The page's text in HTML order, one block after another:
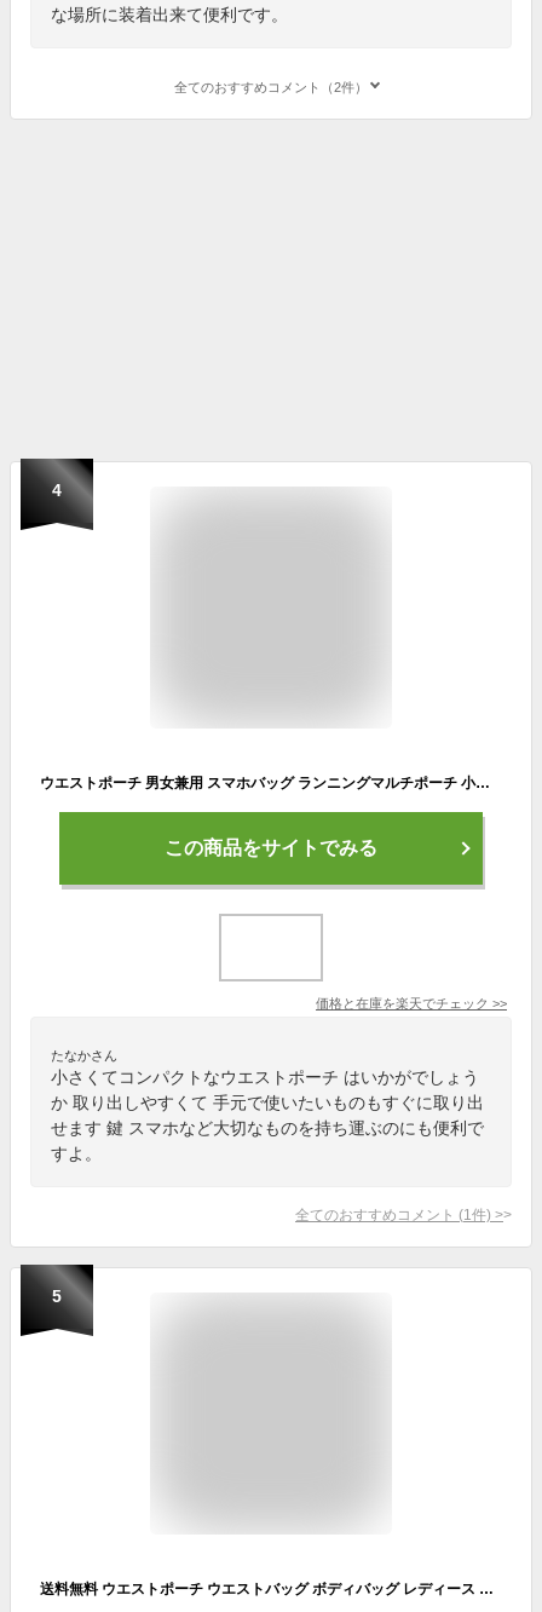
な場所に装着出来て便利です。
全てのおすすめコメント（2件）
4
ウエストポーチ 男女兼用 スマホバッグ ランニングマルチポーチ 小物収納 撥水 腰掛け ウォーキング 登山 ハイキング ジョギング マラソン アウトドア 送料無料 ギフト プレゼント
この商品をサイトでみる
価格と在庫を楽天でチェック >>
たなかさん
小さくてコンパクトなウエストポーチ はいかがでしょう
か 取り出しやすくて 手元で使いたいものもすぐに取り出
せます 鍵 スマホなど大切なものを持ち運ぶのにも便利で
すよ。
全てのおすすめコメント (1 件) >
5
送料無料 ウエストポーチ ウエストバッグ ボディバッグ レディース メンズ ユニセックス 斜め掛け かばん 鞄 デイリー カジュアル シンプル おしゃれ 無地 単色 アウトドア 釣り 登山 ペアルック 女性用 男性用 男女兼用